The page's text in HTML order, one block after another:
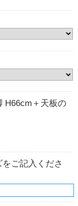
H66cm＋天板の
ご記入くださ